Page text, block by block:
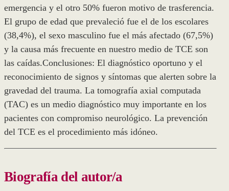
emergencia y el otro 50% fueron motivo de trasferencia.
El grupo de edad que prevaleció fue el de los escolares
(38,4%), el sexo masculino fue el más afectado (67,5%)
y la causa más frecuente en nuestro medio de TCE son
las caídas.Conclusiones: El diagnóstico oportuno y el
reconocimiento de signos y síntomas que alerten sobre la
gravedad del trauma. La tomografía axial computada
(TAC) es un medio diagnóstico muy importante en los
pacientes con compromiso neurológico. La prevención
del TCE es el procedimiento más idóneo.
Biografía del autor/a